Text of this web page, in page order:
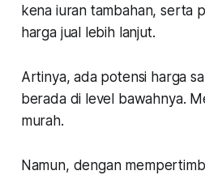
kena iuran tambahan, serta
harga jual lebih lanjut.
Artinya, ada potensi harga
berada di level bawahnya.
murah.
Namun, dengan